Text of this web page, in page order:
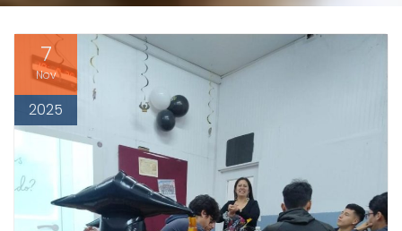
7
Nov
2025